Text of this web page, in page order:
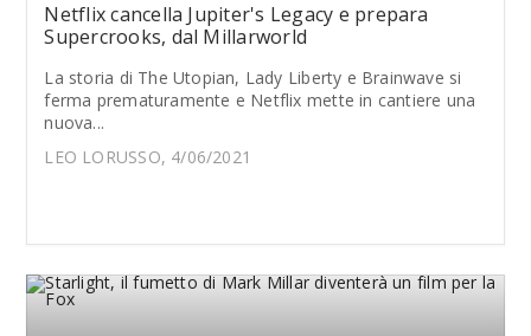
Netflix cancella Jupiter's Legacy e prepara
Supercrooks, dal Millarworld
La storia di The Utopian, Lady Liberty e Brainwave si
ferma prematuramente e Netflix mette in cantiere una
nuova...
LEO LORUSSO, 4/06/2021